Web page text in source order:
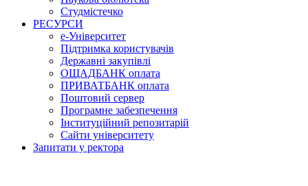
Студмістечко
РЕСУРСИ
е-Університет
Підтримка користувачів
Державні закупівлі
ОЩАДБАНК оплата
ПРИВАТБАНК оплата
Поштовий сервер
Програмне забезпечення
Інституційний репозитарій
Сайти університету
Запитати у ректора